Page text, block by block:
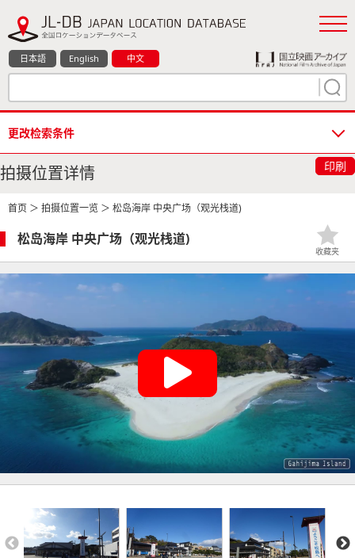
日本語 English 中文
更改检索条件
拍摄位置详情 印刷
首页 ＞ 拍摄位置一览 ＞ 松岛海岸 中央广场（观光栈道)
松岛海岸 中央广场（观光栈道)
收藏夹